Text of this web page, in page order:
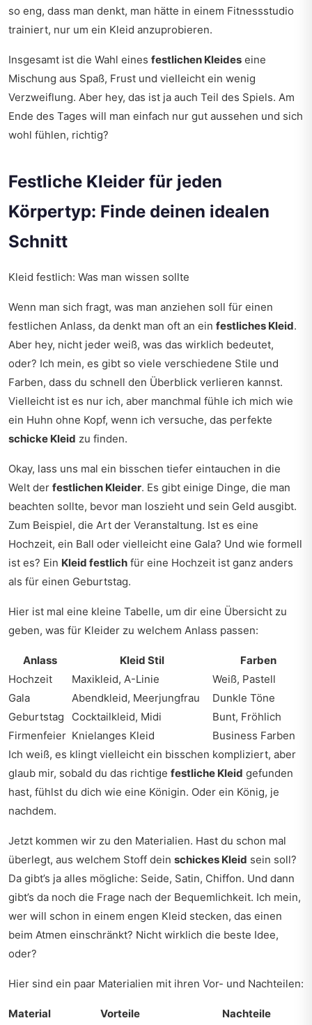
so eng, dass man denkt, man hätte in einem Fitnessstudio
trainiert, nur um ein Kleid anzuprobieren.
Insgesamt ist die Wahl eines festlichen Kleides eine
Mischung aus Spaß, Frust und vielleicht ein wenig
Verzweiflung. Aber hey, das ist ja auch Teil des Spiels. Am
Ende des Tages will man einfach nur gut aussehen und sich
wohl fühlen, richtig?
Festliche Kleider für jeden
Körpertyp: Finde deinen idealen
Schnitt
Kleid festlich: Was man wissen sollte
Wenn man sich fragt, was man anziehen soll für einen
festlichen Anlass, da denkt man oft an ein festliches Kleid.
Aber hey, nicht jeder weiß, was das wirklich bedeutet,
oder? Ich mein, es gibt so viele verschiedene Stile und
Farben, dass du schnell den Überblick verlieren kannst.
Vielleicht ist es nur ich, aber manchmal fühle ich mich wie
ein Huhn ohne Kopf, wenn ich versuche, das perfekte
schicke Kleid zu finden.
Okay, lass uns mal ein bisschen tiefer eintauchen in die
Welt der festlichen Kleider. Es gibt einige Dinge, die man
beachten sollte, bevor man loszieht und sein Geld ausgibt.
Zum Beispiel, die Art der Veranstaltung. Ist es eine
Hochzeit, ein Ball oder vielleicht eine Gala? Und wie formell
ist es? Ein Kleid festlich für eine Hochzeit ist ganz anders
als für einen Geburtstag.
Hier ist mal eine kleine Tabelle, um dir eine Übersicht zu
geben, was für Kleider zu welchem Anlass passen:
Anlass Kleid Stil
Farben
Hochzeit
Maxikleid, A-Linie
Weiß, Pastell
Gala
Abendkleid, Meerjungfrau
Dunkle Töne
Geburtstag
Cocktailkleid, Midi
Bunt, Fröhlich
Firmenfeier Knielanges Kleid
Business Farben
Ich weiß, es klingt vielleicht ein bisschen kompliziert, aber
glaub mir, sobald du das richtige festliche Kleid gefunden
hast, fühlst du dich wie eine Königin. Oder ein König, je
nachdem.
Jetzt kommen wir zu den Materialien. Hast du schon mal
überlegt, aus welchem Stoff dein schickes Kleid sein soll?
Da gibt’s ja alles mögliche: Seide, Satin, Chiffon. Und dann
gibt’s da noch die Frage nach der Bequemlichkeit. Ich mein,
wer will schon in einem engen Kleid stecken, das einen
beim Atmen einschränkt? Nicht wirklich die beste Idee,
oder?
Hier sind ein paar Materialien mit ihren Vor- und Nachteilen:
Material Vorteile
Nachteile